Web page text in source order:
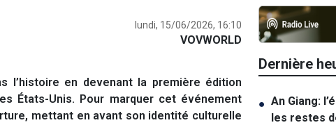
lundi, 15/06/2026, 16:10
VOVWORLD
l’histoire en devenant la première édition
États-Unis. Pour marquer cet événement
mettant en avant son identité culturelle
Dernière
● An Giang:
les restes